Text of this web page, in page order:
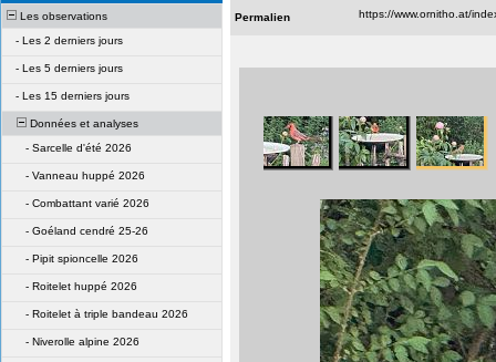
Les observations
- Les 2 derniers jours
- Les 5 derniers jours
- Les 15 derniers jours
Données et analyses
- Sarcelle d'été 2026
- Vanneau huppé 2026
- Combattant varié 2026
- Goéland cendré 25-26
- Pipit spioncelle 2026
- Roitelet huppé 2026
- Roitelet à triple bandeau 2026
- Niverolle alpine 2026
Permalien